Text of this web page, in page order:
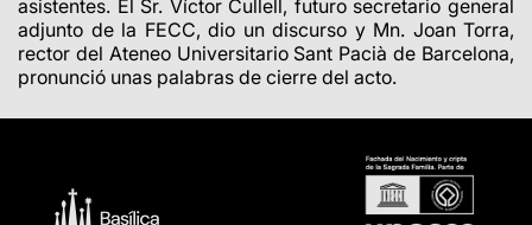
asistentes. El Sr. Víctor Cullell, futuro secretario general
adjunto de la FECC, dio un discurso y Mn. Joan Torra,
rector del Ateneo Universitario Sant Pacià de Barcelona,
pronunció unas palabras de cierre del acto.